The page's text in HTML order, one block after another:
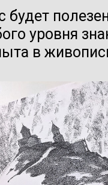
будет
уровня
в